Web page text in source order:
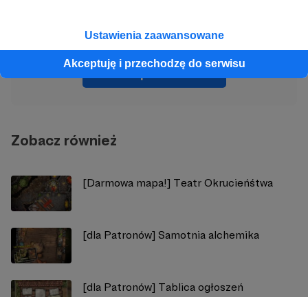
Ustawienia zaawansowane
Akceptuję i przechodzę do serwisu
Skala Wyzwania
Zobacz profil autora
Zobacz również
[Darmowa mapa!] Teatr Okrucieńśtwa
[dla Patronów] Samotnia alchemika
[dla Patronów] Tablica ogłoszeń